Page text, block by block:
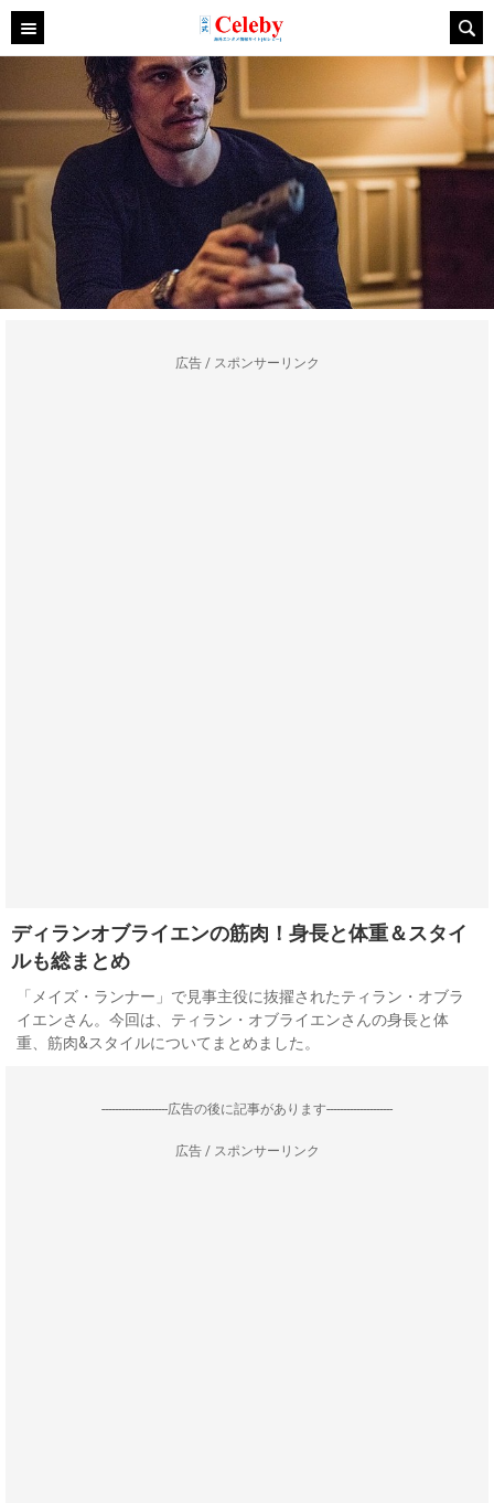
広告 / スポンサーリンク
ディランオブライエンの筋肉！身長と体重＆スタイ
ルも総まとめ
「メイズ・ランナー」で見事主役に抜擢されたティラン・オブラ
イエンさん。今回は、ティラン・オブライエンさんの身長と体
重、筋肉&スタイルについてまとめました。
--------------------広告の後に記事があります--------------------
広告 / スポンサーリンク